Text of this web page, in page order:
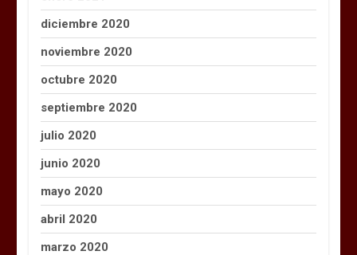
diciembre 2020
noviembre 2020
octubre 2020
septiembre 2020
julio 2020
junio 2020
mayo 2020
abril 2020
marzo 2020